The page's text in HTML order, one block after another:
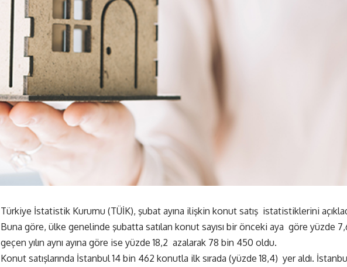
Türkiye İstatistik Kurumu (TÜİK), şubat ayına ilişkin konut satış istatistiklerini
Buna göre, ülke genelinde şubatta satılan konut sayısı bir önceki aya göre yüzde
geçen yılın aynı ayına göre ise yüzde 18,2 azalarak 78 bin 450 oldu.
Konut satışlarında İstanbul 14 bin 462 konutla ilk sırada (yüzde 18,4) yer aldı.